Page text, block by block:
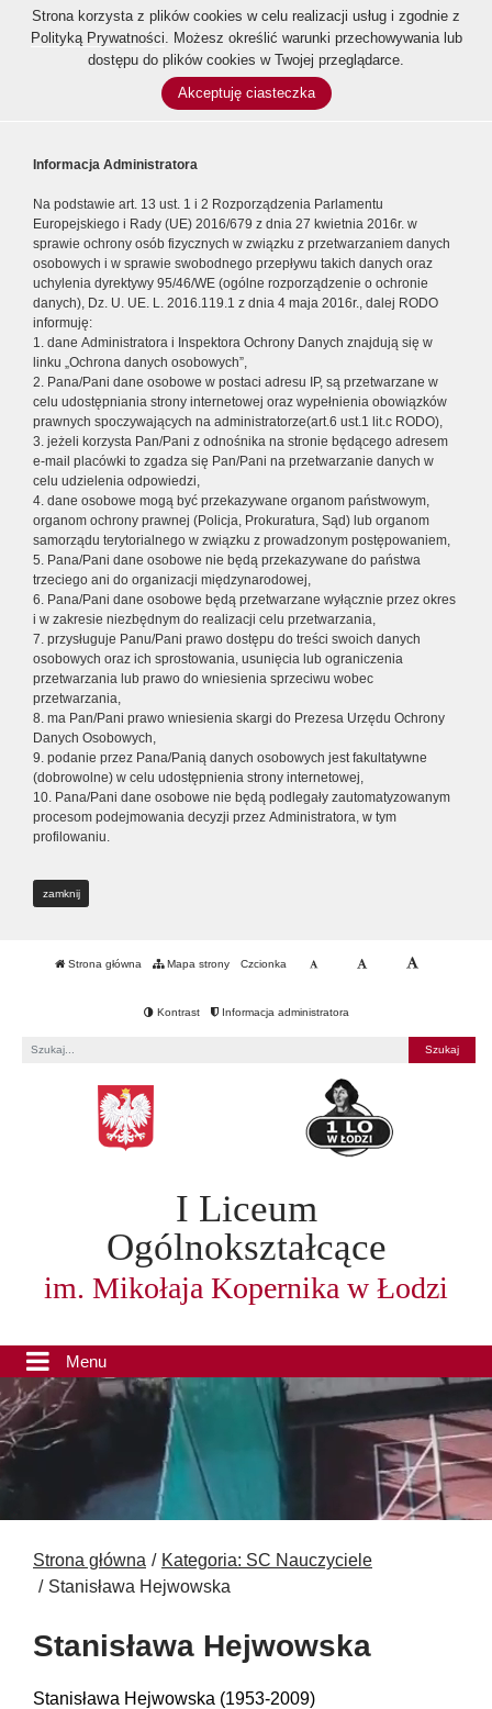
Strona korzysta z plików cookies w celu realizacji usług i zgodnie z
Polityką Prywatności. Możesz określić warunki przechowywania lub
dostępu do plików cookies w Twojej przeglądarce.
Akceptuję ciasteczka
Informacja Administratora
Na podstawie art. 13 ust. 1 i 2 Rozporządzenia Parlamentu
Europejskiego i Rady (UE) 2016/679 z dnia 27 kwietnia 2016r. w
sprawie ochrony osób fizycznych w związku z przetwarzaniem danych
osobowych i w sprawie swobodnego przepływu takich danych oraz
uchylenia dyrektywy 95/46/WE (ogólne rozporządzenie o ochronie
danych), Dz. U. UE. L. 2016.119.1 z dnia 4 maja 2016r., dalej RODO
informuję:
1. dane Administratora i Inspektora Ochrony Danych znajdują się w
linku „Ochrona danych osobowych”,
2. Pana/Pani dane osobowe w postaci adresu IP, są przetwarzane w
celu udostępniania strony internetowej oraz wypełnienia obowiązków
prawnych spoczywających na administratorze(art.6 ust.1 lit.c RODO),
3. jeżeli korzysta Pan/Pani z odnośnika na stronie będącego adresem
e-mail placówki to zgadza się Pan/Pani na przetwarzanie danych w
celu udzielenia odpowiedzi,
4. dane osobowe mogą być przekazywane organom państwowym,
organom ochrony prawnej (Policja, Prokuratura, Sąd) lub organom
samorządu terytorialnego w związku z prowadzonym postępowaniem,
5. Pana/Pani dane osobowe nie będą przekazywane do państwa
trzeciego ani do organizacji międzynarodowej,
6. Pana/Pani dane osobowe będą przetwarzane wyłącznie przez okres
i w zakresie niezbędnym do realizacji celu przetwarzania,
7. przysługuje Panu/Pani prawo dostępu do treści swoich danych
osobowych oraz ich sprostowania, usunięcia lub ograniczenia
przetwarzania lub prawo do wniesienia sprzeciwu wobec
przetwarzania,
8. ma Pan/Pani prawo wniesienia skargi do Prezesa Urzędu Ochrony
Danych Osobowych,
9. podanie przez Pana/Panią danych osobowych jest fakultatywne
(dobrowolne) w celu udostępnienia strony internetowej,
10. Pana/Pani dane osobowe nie będą podlegały zautomatyzowanym
procesom podejmowania decyzji przez Administratora, w tym
profilowaniu.
zamknij
Strona główna Mapa strony Czcionka
Kontrast Informacja administratora
I Liceum
Ogólnokształcące
im. Mikołaja Kopernika w Łodzi
Menu
Strona główna
Kategoria: SC Nauczyciele
Stanisława Hejwowska
Stanisława Hejwowska
Stanisława Hejwowska (1953-2009)